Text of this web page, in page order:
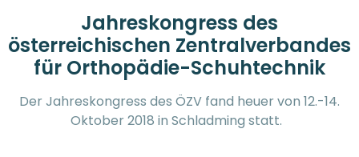
Jahreskongress des
österreichischen Zentralverbandes
für Orthopädie-Schuhtechnik
Der Jahreskongress des ÖZV fand heuer von 12.-14.
Oktober 2018 in Schladming statt.